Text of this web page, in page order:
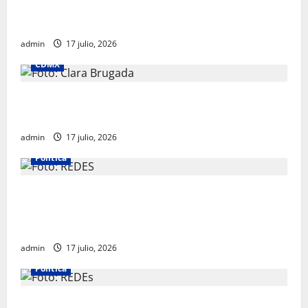
admin
17 julio, 2026
CDMX
admin
17 julio, 2026
Política
admin
17 julio, 2026
Política